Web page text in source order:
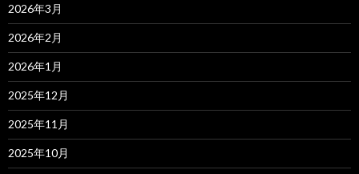
2026年3月
2026年2月
2026年1月
2025年12月
2025年11月
2025年10月